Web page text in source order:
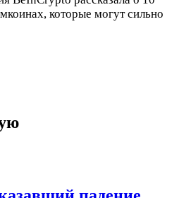
которые могут сильно